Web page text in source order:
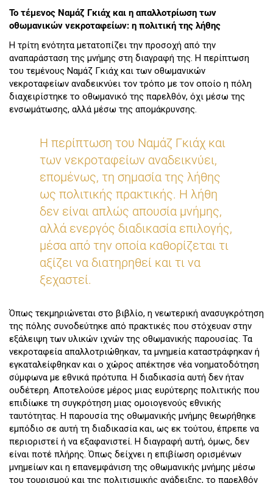
Το τέμενος Ναμάζ Γκιάχ και η απαλλοτρίωση των
οθωμανικών νεκροταφείων: η πολιτική της λήθης
Η τρίτη ενότητα μετατοπίζει την προσοχή από την
αναπαράσταση της μνήμης στη διαγραφή της. Η περίπτωση
του τεμένους Ναμάζ Γκιάχ και των οθωμανικών
νεκροταφείων αναδεικνύει τον τρόπο με τον οποίο η πόλη
διαχειρίστηκε το οθωμανικό της παρελθόν, όχι μέσω της
ενσωμάτωσης, αλλά μέσω της απομάκρυνσης.
Η περίπτωση του Ναμάζ Γκιάχ και
των νεκροταφείων αναδεικνύει,
επομένως, τη σημασία της λήθης
ως πολιτικής πρακτικής. Η λήθη
δεν είναι απλώς απουσία μνήμης,
αλλά ενεργός διαδικασία επιλογής,
μέσα από την οποία καθορίζεται τι
αξίζει να διατηρηθεί και τι να
ξεχαστεί.
Όπως τεκμηριώνεται στο βιβλίο, η νεωτερική ανασυγκρότηση
της πόλης συνοδεύτηκε από πρακτικές που στόχευαν στην
εξάλειψη των υλικών ιχνών της οθωμανικής παρουσίας. Τα
νεκροταφεία απαλλοτριώθηκαν, τα μνημεία καταστράφηκαν ή
εγκαταλείφθηκαν και ο χώρος απέκτησε νέα νοηματοδότηση
σύμφωνα με εθνικά πρότυπα. Η διαδικασία αυτή δεν ήταν
ουδέτερη. Αποτελούσε μέρος μιας ευρύτερης πολιτικής που
επιδίωκε τη συγκρότηση μιας ομοιογενούς εθνικής
ταυτότητας. Η παρουσία της οθωμανικής μνήμης θεωρήθηκε
εμπόδιο σε αυτή τη διαδικασία και, ως εκ τούτου, έπρεπε να
περιοριστεί ή να εξαφανιστεί. Η διαγραφή αυτή, όμως, δεν
είναι ποτέ πλήρης. Όπως δείχνει η επιβίωση ορισμένων
μνημείων και η επανεμφάνιση της οθωμανικής μνήμης μέσω
του τουρισμού και της πολιτισμικής ανάδειξης, το παρελθόν